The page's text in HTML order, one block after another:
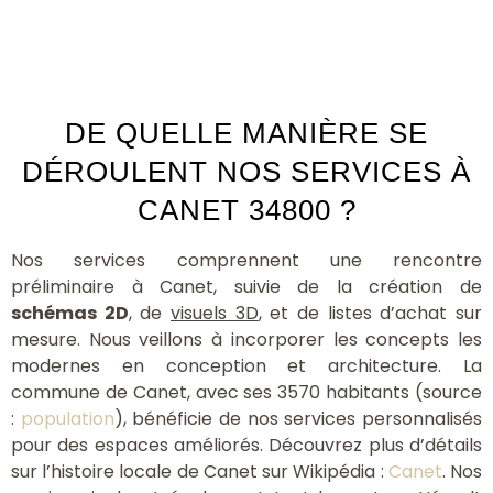
DE QUELLE MANIÈRE SE
DÉROULENT NOS SERVICES À
CANET 34800 ?
Nos services comprennent une rencontre
préliminaire à Canet, suivie de la création de
schémas 2D, devisuels 3D, et de listes d’achat sur
mesure. Nous veillons à incorporer les concepts les
modernes en conception et architecture. La
commune de Canet, avec ses 3570 habitants (source
: population), bénéficie de nos services personnalisés
pour des espaces améliorés. Découvrez plus d’détails
sur l’histoire locale de Canet sur Wikipédia : Canet. Nos